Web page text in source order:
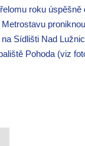
roku
Sídlišti Nad
Pohoda (viz